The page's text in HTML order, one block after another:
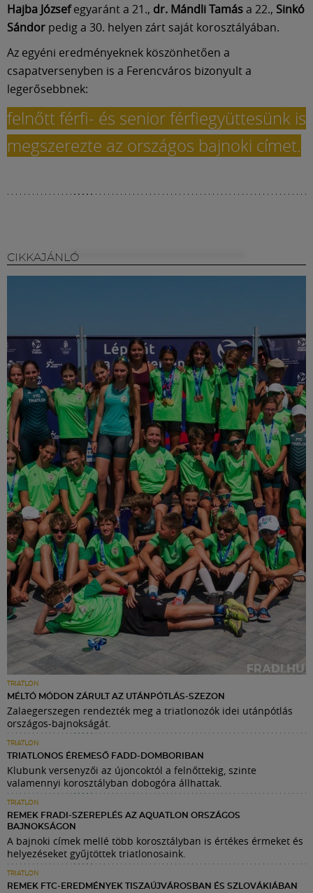
Hajba Józsefegyaránt a 21., dr. Mándli Tamása 22., Sinkó
Sándor pedig a 30. helyen zárt saját korosztályában.
Az egyéni eredményeknek köszönhetően a
csapatversenyben is a Ferencváros bizonyult a
legerősebbnek:
felnőtt férfi- és senior férfiegyüttesünk is
megszerezte az országos bajnoki címet.
CIKKAJÁNLÓ
TRIATLON
MÉLTÓ MÓDON ZÁRULT AZ UTÁNPÓTLÁS-SZEZON
Zalaegerszegen rendezték meg a triatlonozók idei utánpótlás
országos-bajnokságát.
TRIATLON
TRIATLONOS ÉREMESŐ FADD-DOMBORIBAN
Klubunk versenyzői az újoncoktól a felnőttekig, szinte
valamennyi korosztályban dobogóra állhattak.
TRIATLON
REMEK FRADI-SZEREPLÉS AZ AQUATLON ORSZÁGOS
BAJNOKSÁGON
A bajnoki címek mellé több korosztályban is értékes érmeket és
helyezéseket gyűjtöttek triatlonosaink.
TRIATLON
REMEK FTC-EREDMÉNYEK TISZAÚJVÁROSBAN ÉS SZLOVÁKIÁBAN